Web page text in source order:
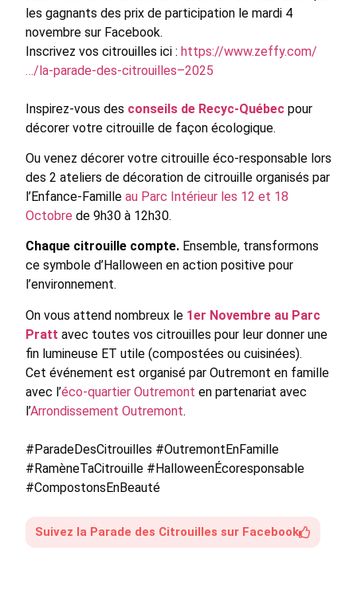
les gagnants des prix de participation le mardi 4
novembre sur Facebook.
Inscrivez vos citrouilles ici : https://www.zeffy.com/
…/la-parade-des-citrouilles–2025
Inspirez-vous des conseils de Recyc-Québec pour
décorer votre citrouille de façon écologique.
Ou venez décorer votre citrouille éco-responsable lors
des 2 ateliers de décoration de citrouille organisés par
l’Enfance-Famille au Parc Intérieur les 12 et 18
Octobre de 9h30 à 12h30.
Chaque citrouille compte. Ensemble, transformons
ce symbole d’Halloween en action positive pour
l’environnement.
On vous attend nombreux le 1er Novembre au Parc
Pratt avec toutes vos citrouilles pour leur donner une
fin lumineuse ET utile (compostées ou cuisinées).
Cet événement est organisé par Outremont en famille
avec l’éco-quartier Outremont en partenariat avec
l’Arrondissement Outremont.
#ParadeDesCitrouilles #OutremontEnFamille
#RamèneTaCitrouille #HalloweenÉcoresponsable
#CompostonsEnBeauté
Suivez la Parade des Citrouilles sur Facebook